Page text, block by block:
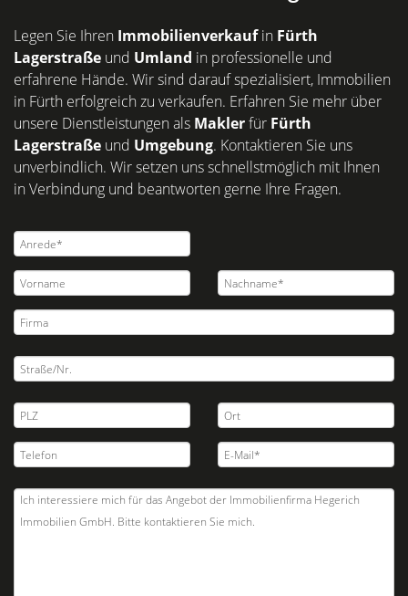
Legen Sie Ihren Immobilienverkaufin Fürth
Lagerstraße und Umland in professionelle und
erfahrene Hände. Wir sind darauf spezialisiert, Immobilien
in Fürth erfolgreich zu verkaufen. Erfahren Sie mehr über
unsere Dienstleistungen als Maklerfür Fürth
Lagerstraße und Umgebung. Kontaktieren Sie uns
unverbindlich. Wir setzen uns schnellstmöglich mit Ihnen
in Verbindung und beantworten gerne Ihre Fragen.